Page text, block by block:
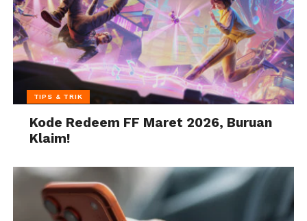
TIPS & TRIK
Kode Redeem FF Maret 2026, Buruan
Klaim!